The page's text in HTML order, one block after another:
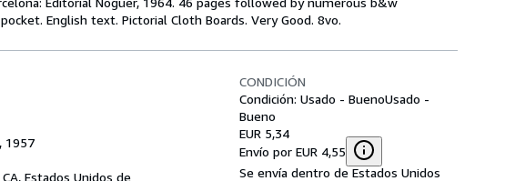
English text. Pictorial Cloth Boards. Very Good. 8vo.
1957
Estados Unidos de
CONDICIÓN
Condición: Usado - BuenoUsado -
Bueno
EUR 5,34
Envío por EUR 4,55
Se envía dentro de Estados Unidos